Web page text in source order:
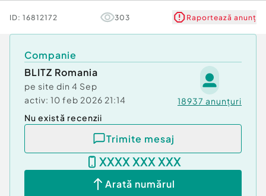
Număr niveluri imobil 4
Comfort
ID: 16812172 303 Raportează anunț
Companie
BLITZ Romania
pe site din 4 Sep
activ: 10 feb 2026 21:14 18937 anunțuri
Nu există recenzii
Trimite mesaj
XXXX XXX XXX
Arată numărul